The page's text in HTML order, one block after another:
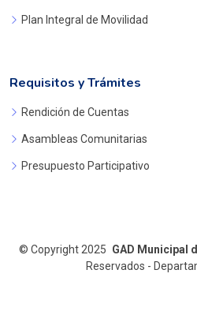
Plan Integral de Movilidad
Requisitos y Trámites
Rendición de Cuentas
Asambleas Comunitarias
Presupuesto Participativo
© Copyright 2025 GAD Municipal
Reservados -